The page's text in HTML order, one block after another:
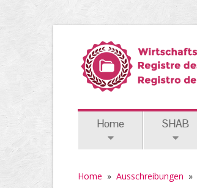
Home SHAB
Home » Ausschreibungen »